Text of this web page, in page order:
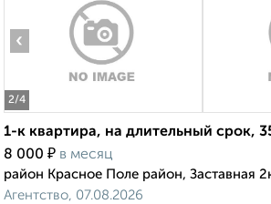
2/4
‹
1-к квартира, на длительный срок,
8 000 ₽ в месяц
район Красное Поле район, Заставная
Агентство, 07.08.2026